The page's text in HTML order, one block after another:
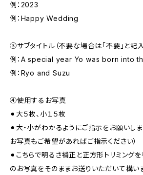
例：2023
例：Happy Wedding
③サブタイトル（不要な場合は「不要」と記入
例：A special year Yo was born into
例：Ryo and Suzu
④使用するお写真
⚫︎大５枚、小１５枚
⚫︎大・小がわかるようにご指示をお願いし
お写真もご希望があればご指示ください）
⚫︎こちらで明るさ補正と正方形トリミング
のお写真をそのままお送りいただいて構い